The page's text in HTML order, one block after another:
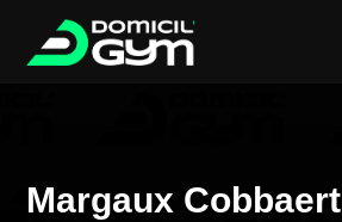
Margaux Cobbaert